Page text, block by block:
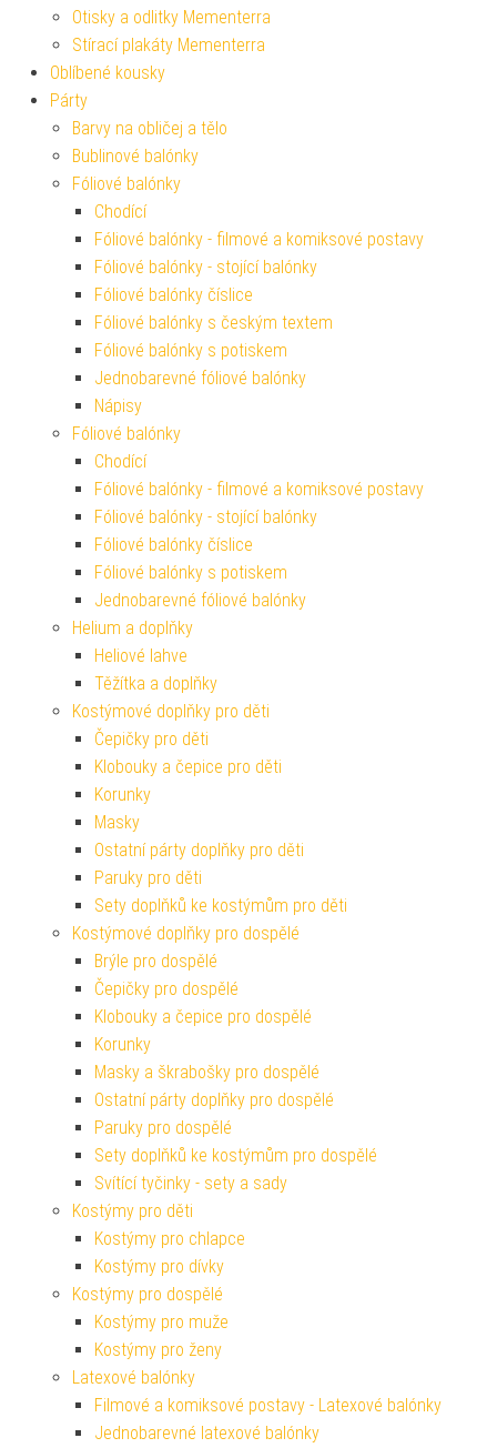
Otisky a odlitky Mementerra
Stírací plakáty Mementerra
Oblíbené kousky
Párty
Barvy na obličej a tělo
Bublinové balónky
Fóliové balónky
Chodící
Fóliové balónky - filmové a komiksové postavy
Fóliové balónky - stojící balónky
Fóliové balónky číslice
Fóliové balónky s českým textem
Fóliové balónky s potiskem
Jednobarevné fóliové balónky
Nápisy
Fóliové balónky
Chodící
Fóliové balónky - filmové a komiksové postavy
Fóliové balónky - stojící balónky
Fóliové balónky číslice
Fóliové balónky s potiskem
Jednobarevné fóliové balónky
Helium a doplňky
Heliové lahve
Těžítka a doplňky
Kostýmové doplňky pro děti
Čepičky pro děti
Klobouky a čepice pro děti
Korunky
Masky
Ostatní párty doplňky pro děti
Paruky pro děti
Sety doplňků ke kostýmům pro děti
Kostýmové doplňky pro dospělé
Brýle pro dospělé
Čepičky pro dospělé
Klobouky a čepice pro dospělé
Korunky
Masky a škrabošky pro dospělé
Ostatní párty doplňky pro dospělé
Paruky pro dospělé
Sety doplňků ke kostýmům pro dospělé
Svítící tyčinky - sety a sady
Kostýmy pro děti
Kostýmy pro chlapce
Kostýmy pro dívky
Kostýmy pro dospělé
Kostýmy pro muže
Kostýmy pro ženy
Latexové balónky
Filmové a komiksové postavy - Latexové balónky
Jednobarevné latexové balónky